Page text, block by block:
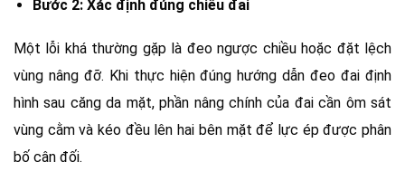
Bước 2: Xác định đúng chiều đai
Một lỗi khá thường gặp là đeo ngược chiều hoặc đặt lệch
vùng nâng đỡ. Khi thực hiện đúng hướng dẫn đeo đai định
hình sau căng da mặt, phần nâng chính của đai cần ôm sát
vùng cằm và kéo đều lên hai bên mặt để lực ép được phân
bố cân đối.